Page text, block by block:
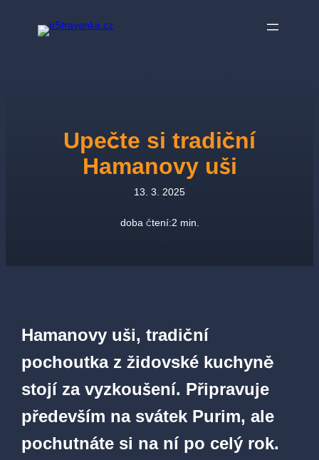
Upečte si tradiční
Hamanovy uši
13. 3. 2025
doba čtení:2 min.
Hamanovy uši, tradiční
pochoutka z židovské kuchyně
stojí za vyzkoušení. Připravuje
především na svátek Purim, ale
pochutnáte si na ní po celý rok.